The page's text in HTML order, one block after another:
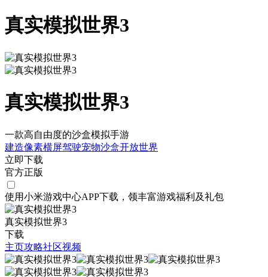
真实模拟世界3
真实模拟世界3
一款高自由度的沙盒模拟手游
建造像素横屏驾驶宠物沙盒开放世界
立即下载
官方正版
使用小米游戏中心APP下载 ，领丰富游戏福利 及礼包
真实模拟世界3
下载
主页攻略社区视频